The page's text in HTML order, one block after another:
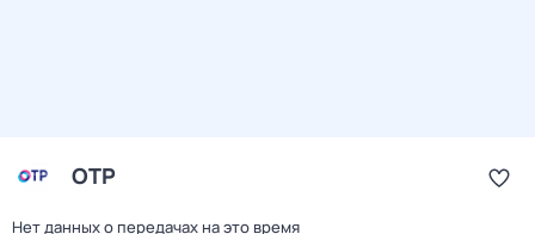
ОТР
Нет данных о передачах на это время